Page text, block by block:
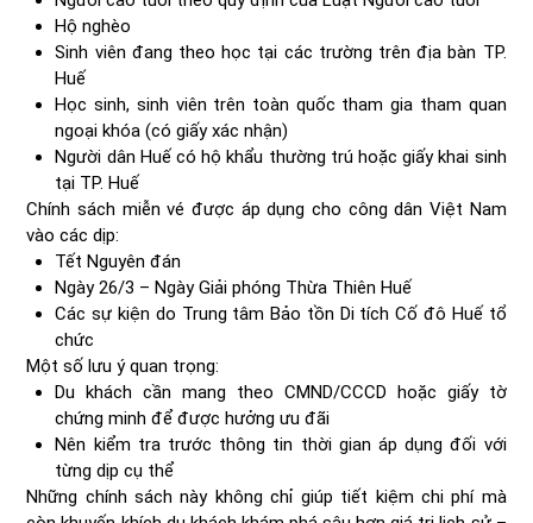
Hộ nghèo
Sinh viên đang theo học tại các trường trên địa bàn TP.
Huế
Học sinh, sinh viên trên toàn quốc tham gia tham quan
ngoại khóa (có giấy xác nhận)
Người dân Huế có hộ khẩu thường trú hoặc giấy khai sinh
tại TP. Huế
Chính sách miễn vé được áp dụng cho công dân Việt Nam
vào các dịp:
Tết Nguyên đán
Ngày 26/3 – Ngày Giải phóng Thừa Thiên Huế
Các sự kiện do Trung tâm Bảo tồn Di tích Cố đô Huế tổ
chức
Một số lưu ý quan trọng:
Du khách cần mang theo CMND/CCCD hoặc giấy tờ
chứng minh để được hưởng ưu đãi
Nên kiểm tra trước thông tin thời gian áp dụng đối với
từng dịp cụ thể
Những chính sách này không chỉ giúp tiết kiệm chi phí mà